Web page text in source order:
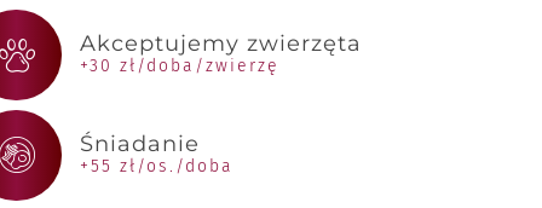
Akceptujemy zwierzęta
+30 zł/doba/zwierzę
Śniadanie
+55 zł/os./doba